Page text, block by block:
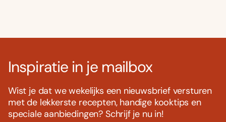
Inspiratie in je mailbox
Wist je dat we wekelijks een nieuwsbrief versturen
met de lekkerste recepten, handige kooktips en
speciale aanbiedingen? Schrijf je nu in!